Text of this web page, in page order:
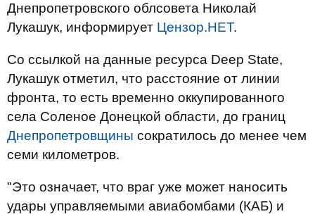
Днепропетровского облсовета Николай
Лукашук, информирует Цензор.НЕТ.
Со ссылкой на данные ресурса Deep State,
Лукашук отметил, что расстояние от линии
фронта, то есть временно оккупированного
села Соленое Донецкой области, до границ
Днепропетровщины сократилось до менее чем
семи километров.
"Это означает, что враг уже может наносить
удары управляемыми авиабомбами (КАБ) и